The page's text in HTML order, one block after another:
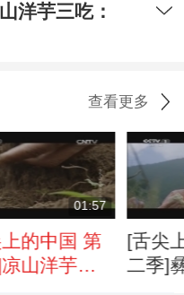
洋芋三吃：
查看更多
01:57
的中国 第
山洋芋三
[舌尖
二季]